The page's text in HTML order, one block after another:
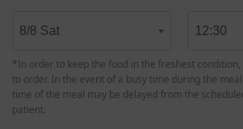
8/8 Sat 12:30
*In order to keep the food in the freshest
to order. In the event of a busy time during the
time of the meal may be delayed from the
patient.